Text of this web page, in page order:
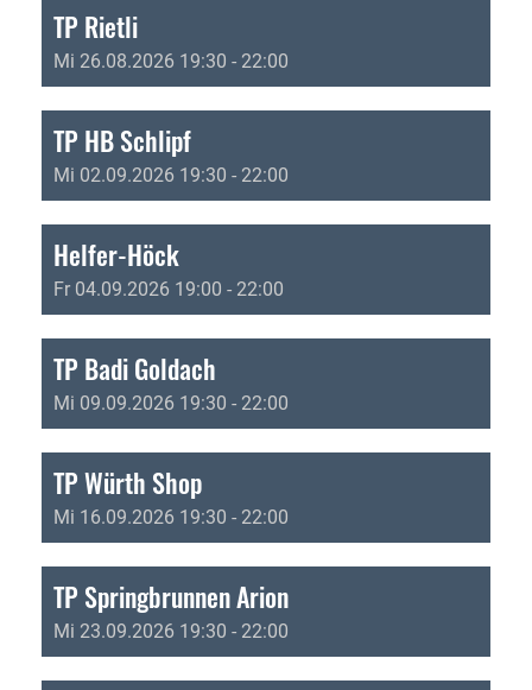
TP Rietli
Mi 26.08.2026 19:30 - 22:00
TP HB Schlipf
Mi 02.09.2026 19:30 - 22:00
Helfer-Höck
Fr 04.09.2026 19:00 - 22:00
TP Badi Goldach
Mi 09.09.2026 19:30 - 22:00
TP Würth Shop
Mi 16.09.2026 19:30 - 22:00
TP Springbrunnen Arion
Mi 23.09.2026 19:30 - 22:00